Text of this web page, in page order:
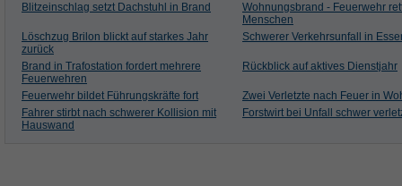
Blitzeinschlag setzt Dachstuhl in Brand
Wohnungsbrand - Feuerwehr
Menschen
Löschzug Brilon blickt auf starkes Jahr
zurück
Schwerer Verkehrsunfall in
Brand in Trafostation fordert mehrere
Feuerwehren
Rückblick auf aktives Dienstjahr
Feuerwehr bildet Führungskräfte fort
Zwei Verletzte nach Feuer in
Fahrer stirbt nach schwerer Kollision mit
Hauswand
Forstwirt bei Unfall schwer